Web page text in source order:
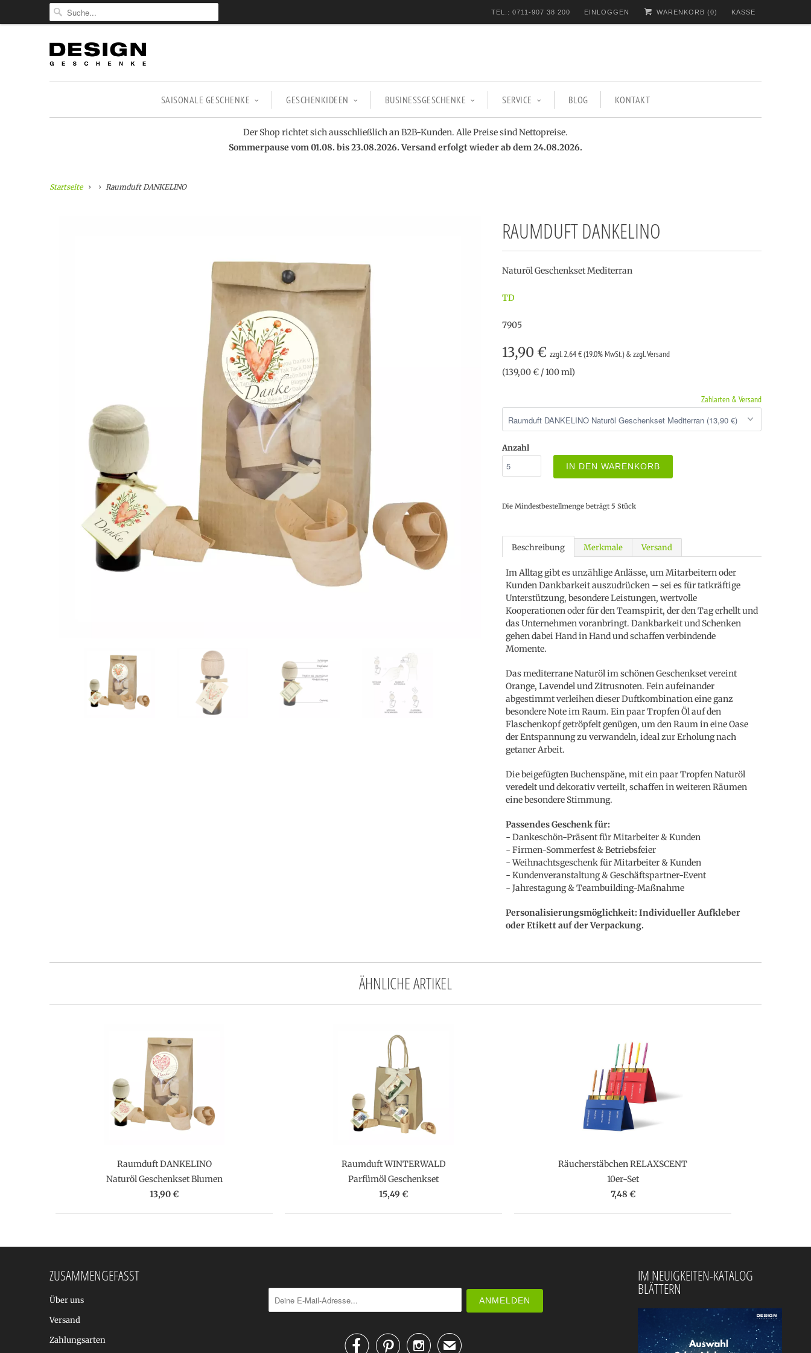
TEL.: 0711-907 38 200 EINLOGGEN WARENKORB (0) KASSE
SAISONALE GESCHENKE GESCHENKIDEEN BUSINESSGESCHENKE SERVICE BLOG KONTAKT
Der Shop richtet sich ausschließlich an B2B-Kunden. Alle Preise sind Nettopreise.
Sommerpause vom 01.08. bis 23.08.2026. Versand erfolgt wieder ab dem 24.08.2026.
Startseite Raumduft DANKELINO
RAUMDUFT DANKELINO
Naturöl Geschenkset Mediterran
TD
7905
13,90 € zzgl. 2,64 € (19.0% MwSt.) & zzgl. Versand
(139,00 € / 100 ml)
Zahlarten & Versand
Anzahl
IN DEN WARENKORB
Die Mindestbestellmenge beträgt 5 Stück
Beschreibung Merkmale Versand
Im Alltag gibt es unzählige Anlässe, um Mitarbeitern oder
Kunden Dankbarkeit auszudrücken – sei es für tatkräftige
Unterstützung, besondere Leistungen, wertvolle
Kooperationen oder für den Teamspirit, der den Tag erhellt und
das Unternehmen voranbringt. Dankbarkeit und Schenken
gehen dabei Hand in Hand und schaffen verbindende
Momente.
Das mediterrane Naturöl im schönen Geschenkset vereint
Orange, Lavendel und Zitrusnoten. Fein aufeinander
abgestimmt verleihen dieser Duftkombination eine ganz
besondere Note im Raum. Ein paar Tropfen Öl auf den
Flaschenkopf getröpfelt genügen, um den Raum in eine Oase
der Entspannung zu verwandeln, ideal zur Erholung nach
getaner Arbeit.
Die beigefügten Buchenspäne, mit ein paar Tropfen Naturöl
veredelt und dekorativ verteilt, schaffen in weiteren Räumen
eine besondere Stimmung.
Passendes Geschenk für:
- Dankeschön-Präsent für Mitarbeiter & Kunden
- Firmen-Sommerfest & Betriebsfeier
- Weihnachtsgeschenk für Mitarbeiter & Kunden
- Kundenveranstaltung & Geschäftspartner-Event
- Jahrestagung & Teambuilding-Maßnahme
Personalisierungsmöglichkeit: Individueller Aufkleber
oder Etikett auf der Verpackung.
ÄHNLICHE ARTIKEL
Raumduft DANKELINO
Naturöl Geschenkset Blumen
13,90 €
Raumduft WINTERWALD
Parfümöl Geschenkset
15,49 €
Räucherstäbchen RELAXSCENT
10er-Set
7,48 €
ZUSAMMENGEFASST
Über uns
Versand
Zahlungsarten
IM NEUIGKEITEN-KATALOG
BLÄTTERN